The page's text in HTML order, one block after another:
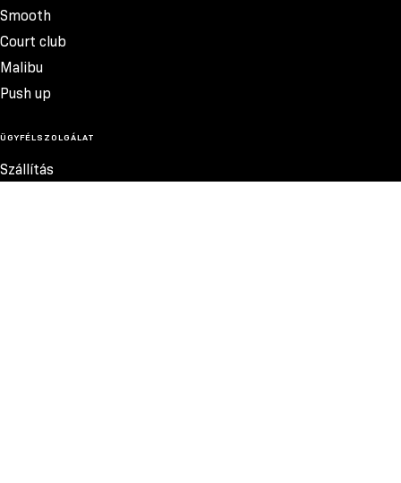
Smooth
Court club
Malibu
Push up
ÜGYFÉLSZOLGÁLAT
Szállítás